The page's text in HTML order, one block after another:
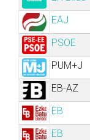
EAJ
PSOE
PUM+J
EB-AZ
EB
EB